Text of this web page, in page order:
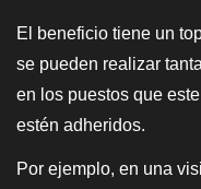
El beneficio tiene un
se pueden realizar
en los puestos que
estén adheridos.
Por ejemplo, en una